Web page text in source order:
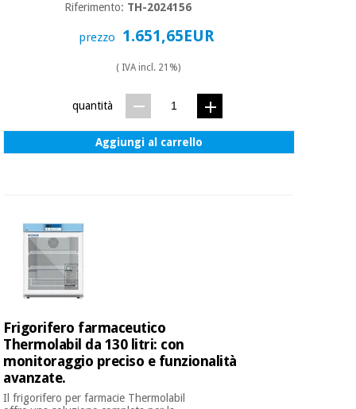
Riferimento: TH-2024156
prezzo 1.651,65EUR
( IVA incl. 21%)
quantità
Aggiungi al carrello
Frigorifero farmaceutico
Thermolabil da 130 litri: con
monitoraggio preciso e funzionalità
avanzate.
Il frigorifero per farmacie Thermolabil